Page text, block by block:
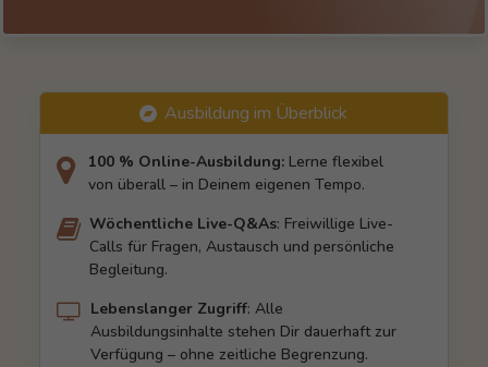
Ausbildung im Überblick
100 % Online-Ausbildung: Lerne flexibel
von überall – in Deinem eigenen Tempo.
Wöchentliche Live-Q&As: Freiwillige Live-
Calls für Fragen, Austausch und persönliche
Begleitung.
Lebenslanger Zugriff: Alle
Ausbildungsinhalte stehen Dir dauerhaft zur
Verfügung – ohne zeitliche Begrenzung.